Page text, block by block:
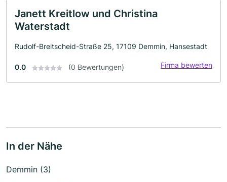
Janett Kreitlow und Christina
Waterstadt
Rudolf-Breitscheid-Straße 25, 17109 Demmin, Hansestadt
0.0 (0 Bewertungen) Firma bewerten
In der Nähe
Demmin (3)